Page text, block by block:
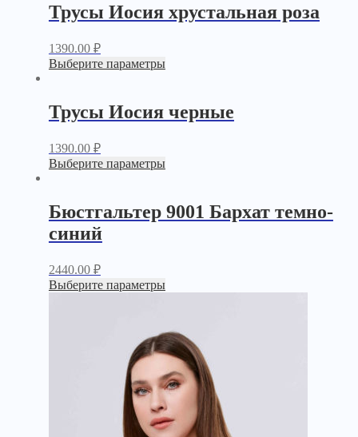
Трусы Иосия хрустальная роза
1390.00 ₽
Выберите параметры
Трусы Иосия черные
1390.00 ₽
Выберите параметры
Бюстгальтер 9001 Бархат темно-
синий
2440.00 ₽
Выберите параметры